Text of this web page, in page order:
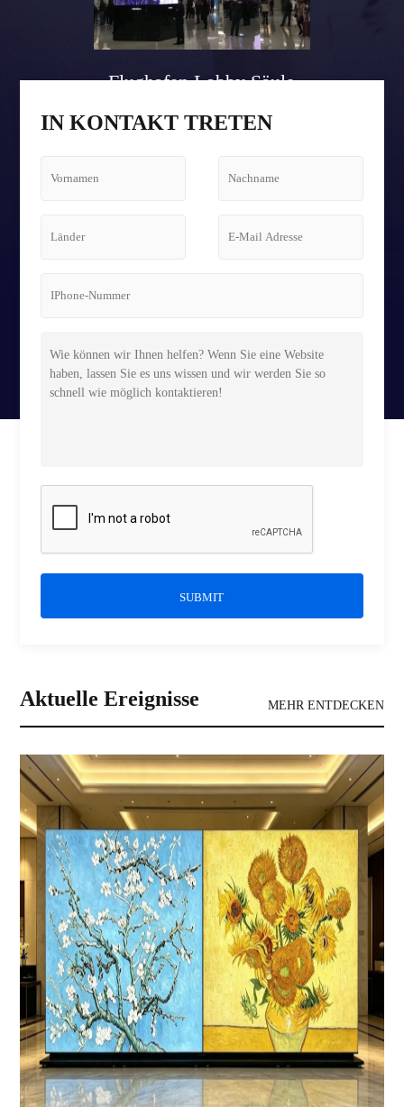
Flughafen Lobby Säule
IN KONTAKT TRETEN
SUBMIT
Aktuelle Ereignisse MEHR ENTDECKEN